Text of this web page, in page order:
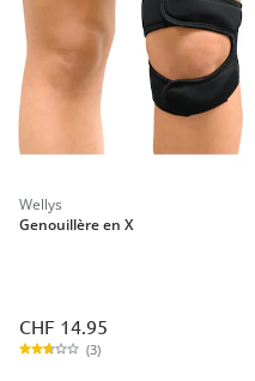
Wellys
Genouillère en X
CHF 14.95
(3)